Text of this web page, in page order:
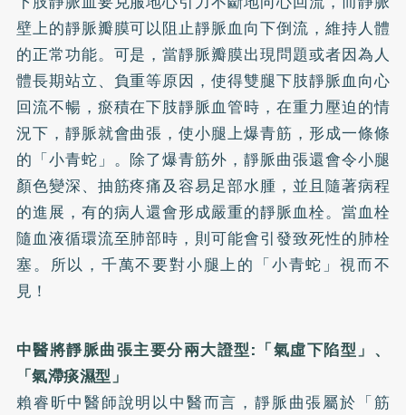
壁上的靜脈瓣膜可以阻止靜脈血向下倒流，維持人體
的正常功能。可是，當靜脈瓣膜出現問題或者因為人
體長期站立、負重等原因，使得雙腿下肢靜脈血向心
回流不暢，瘀積在下肢靜脈血管時，在重力壓迫的情
況下，靜脈就會曲張，使小腿上爆青筋，形成一條條
的「小青蛇」。除了爆青筋外，靜脈曲張還會令小腿
顏色變深、抽筋疼痛及容易足部水腫，並且隨著病程
的進展，有的病人還會形成嚴重的靜脈血栓。當血栓
隨血液循環流至肺部時，則可能會引發致死性的肺栓
塞。所以，千萬不要對小腿上的「小青蛇」視而不
見！
中醫將靜脈曲張主要分兩大證型:「氣虛下陷型」、
「氣滯痰濕型」
賴睿昕中醫師說明以中醫而言，靜脈曲張屬於「筋